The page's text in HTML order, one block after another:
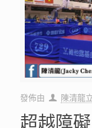
發佈由 陳清龍
超越障